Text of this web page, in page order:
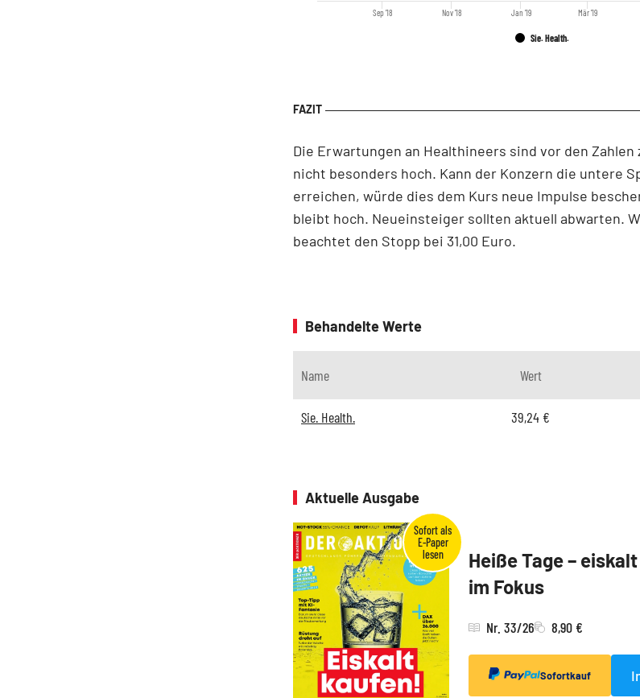
Sie. Health.
Jan '19
Sep '18 Nov '18 Mär '19
Die Erwartungen an Healthineers sind vor den
nicht besonders hoch. Kann der Konzern die untere
erreichen, würde dies dem Kurs neue Impulse
bleibt hoch. Neueinsteiger sollten aktuell abwarten.
beachtet den Stopp bei 31,00 Euro.
Behandelte Werte
Name Wert
Sie. Health. 39,24 €
Aktuelle Ausgabe
Heiße Tage –
im Fokus
Nr. 33/26 8,90 €
Sofortkauf